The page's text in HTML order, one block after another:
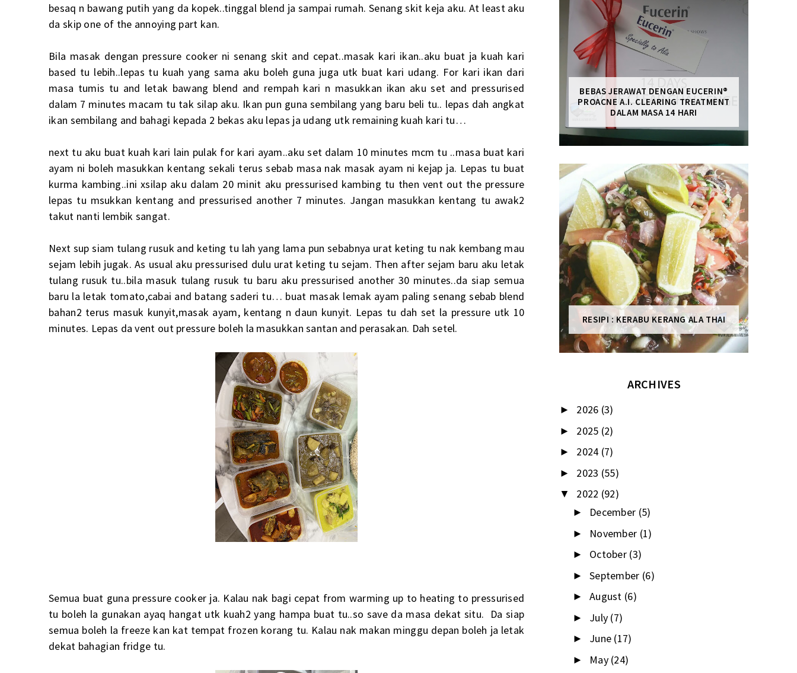
besaq n bawang putih yang da kopek..tinggal blend ja sampai rumah. Senang skit keja aku. At least aku
da skip one of the annoying part kan.
Bila masak dengan pressure cooker ni senang skit and cepat..masak kari ikan..aku buat ja kuah kari
based tu lebih..lepas tu kuah yang sama aku boleh guna juga utk buat kari udang. For kari ikan dari
masa tumis tu and letak bawang blend and rempah kari n masukkan ikan aku set and pressurised
dalam 7 minutes macam tu tak silap aku. Ikan pun guna sembilang yang baru beli tu.. lepas dah angkat
ikan sembilang and bahagi kepada 2 bekas aku lepas ja udang utk remaining kuah kari tu…
next tu aku buat kuah kari lain pulak for kari ayam..aku set dalam 10 minutes mcm tu ..masa buat kari
ayam ni boleh masukkan kentang sekali terus sebab masa nak masak ayam ni kejap ja. Lepas tu buat
kurma kambing..ini xsilap aku dalam 20 minit aku pressurised kambing tu then vent out the pressure
lepas tu msukkan kentang and pressurised another 7 minutes. Jangan masukkan kentang tu awak2
takut nanti lembik sangat.
Next sup siam tulang rusuk and keting tu lah yang lama pun sebabnya urat keting tu nak kembang mau
sejam lebih jugak. As usual aku pressurised dulu urat keting tu sejam. Then after sejam baru aku letak
tulang rusuk tu..bila masuk tulang rusuk tu baru aku pressurised another 30 minutes..da siap semua
baru la letak tomato,cabai and batang saderi tu… buat masak lemak ayam paling senang sebab blend
bahan2 terus masuk kunyit,masak ayam, kentang n daun kunyit. Lepas tu dah set la pressure utk 10
minutes. Lepas da vent out pressure boleh la masukkan santan and perasakan. Dah setel.
Semua buat guna pressure cooker ja. Kalau nak bagi cepat from warming up to heating to pressurised
tu boleh la gunakan ayaq hangat utk kuah2 yang hampa buat tu..so save da masa dekat situ. Da siap
semua boleh la freeze kan kat tempat frozen korang tu. Kalau nak makan minggu depan boleh ja letak
dekat bahagian fridge tu.
BEBAS JERAWAT DENGAN EUCERIN®
PROACNE A.I. CLEARING TREATMENT
DALAM MASA 14 HARI
RESIPI : KERABU KERANG ALA THAI
ARCHIVES
► 2026 (3)
► 2025 (2)
► 2024 (7)
► 2023 (55)
▼ 2022 (92)
► December (5)
► November (1)
► October (3)
► September (6)
► August (6)
► July (7)
► June (17)
► May (24)